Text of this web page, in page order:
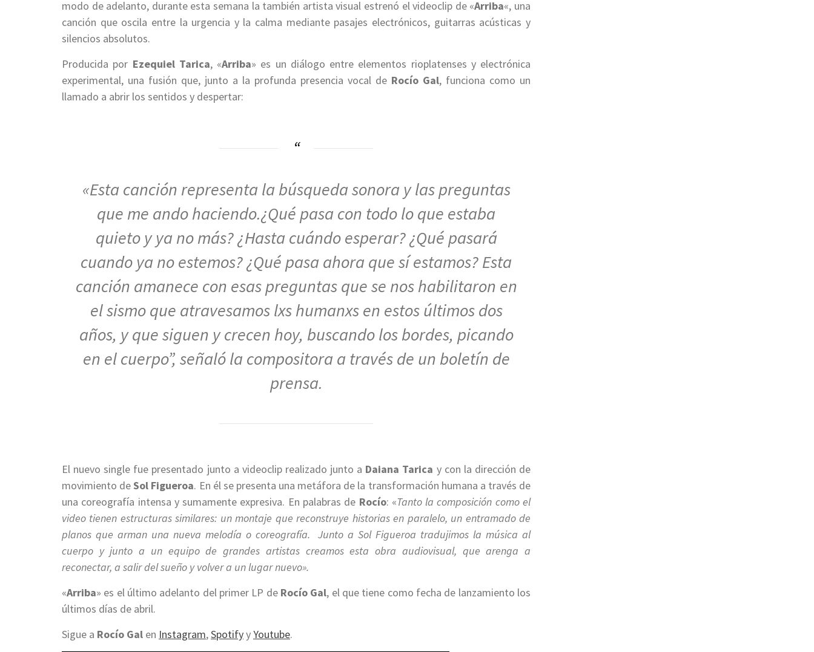
modo de adelanto, durante esta semana la también artista visual estrenó el videoclip de «Arriba«, una
canción que oscila entre la urgencia y la calma mediante pasajes electrónicos, guitarras acústicas y
silencios absolutos.
Producida por Ezequiel Tarica, «Arriba» es un diálogo entre elementos rioplatenses y electrónica
experimental, una fusión que, junto a la profunda presencia vocal de Rocío Gal, funciona como un
llamado a abrir los sentidos y despertar:
«Esta canción representa la búsqueda sonora y las preguntas
que me ando haciendo.¿Qué pasa con todo lo que estaba
quieto y ya no más? ¿Hasta cuándo esperar? ¿Qué pasará
cuando ya no estemos? ¿Qué pasa ahora que sí estamos? Esta
canción amanece con esas preguntas que se nos habilitaron en
el sismo que atravesamos lxs humanxs en estos últimos dos
años, y que siguen y crecen hoy, buscando los bordes, picando
en el cuerpo”, señaló la compositora a través de un boletín de
prensa.
El nuevo single fue presentado junto a videoclip realizado junto a Daiana Tarica y con la dirección de
movimiento deSol Figueroa. En él se presenta una metáfora de la transformación humana a través de
una coreografía intensa y sumamente expresiva. En palabras de Rocío: «Tanto la composición como el
video tienen estructuras similares: un montaje que reconstruye historias en paralelo, un entramado de
planos que arman una nueva melodía o coreografía. Junto a Sol Figueroa tradujimos la música al
cuerpo y junto a un equipo de grandes artistas creamos esta obra audiovisual, que arenga a
reconectar, a salir del sueño y volver a un lugar nuevo».
«Arriba» es el último adelanto del primer LP de Rocío Gal, el que tiene como fecha de lanzamiento los
últimos días de abril.
Sigue a Rocío Gal en Instagram,SpotifyyYoutube.